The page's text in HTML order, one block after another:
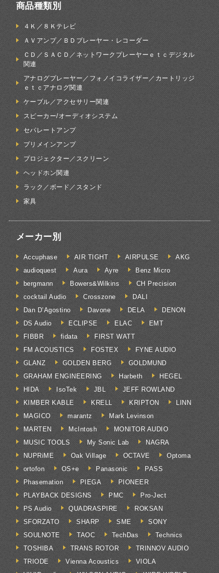
商品種類別
４Ｋ／８Ｋテレビ
ＡＶアンプ／ＢＤプレーヤー・レコーダー
ＣＤ／ＳＡＣＤ／ネットワークプレーヤーｅｔｃデジタル
関連
アナログプレーヤー／フォノイコライザー／カートリッジ
ｅｔｃアナログ関連
ケーブル／アクセサリー関連
スピーカー/オーディオシステム
セパレートアンプ
プリメインアンプ
プロジェクター／スクリーン
ヘッドホン関連
ラック／ボード／スタンド
家具
メーカー別
Accuphase AIR TIGHT AIRPULSE
AKG
audioquest
Aura Ayre
Benz Micro
bergmann
Bowers&Wilkins
CH Precision
cocktail Audio
Crosszone
DALI
Dan D’Agostino
Davone DELA
DENON
DS Audio
ECLIPSE ELAC
EMT
FIBBR
fidata
FIRST WATT
FM ACOUSTICS
FOSTEX
FYNE AUDIO
GLANZ
GOLDEN BERG
GOLDMUND
GRAHAM ENGINEERING
Harbeth
HEGEL
HIDA
IsoTek JBL
JEFF ROWLAND
KIMBER KABLE
KRELL KRIPTON
LINN
MAGICO
marantz
Mark Levinson
MARTEN
McIntosh
MONITOR AUDIO
MUSIC TOOLS
My Sonic Lab
NAGRA
NUPRiME
Oak Village OCTAVE
Optoma
ortofon
OS+e Panasonic
PASS
Phasemation
PIEGA
PIONEER
PLAYBACK DESIGNS
PMC
Pro-Ject
PS Audio
QUADRASPIRE
ROKSAN
SFORZATO
SHARP SME
SONY
SOULNOTE
TAOC TechDas
Technics
TOSHIBA
TRANS ROTOR
TRINNOV AUDIO
TRIODE
Vienna Acoustics
VIOLA